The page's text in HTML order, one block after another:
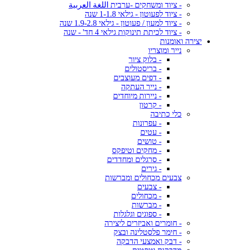
- ציוד ומשחקים -ערבית اللغة العربية
- ציוד לפעוטון - גילאי 1-1.8 שנה
- ציוד למעון / פעוטון - גילאי 1.9-2.8 שנה
- ציוד לכיתת תינוקות גילאי 4 חד' - שנה
יצירה ואומנות
נייר ומוצריו
- בלוק ציור
- בריסטולים
- דפים מעוצבים
- נייר העתקה
- ניירות מיוחדים
- קרטון
כלי כתיבה
- עפרונות
- עטים
- טושים
- מחקים וטיפקס
- סרגלים ומחדדים
- גירים
צבעים מכחולים ומברשות
- צבעים
- מכחולים
- מברשות
- ספוגים וגלגלות
- חומרים ואביזרים ליצירה
- חימר פלסטלינה ובצק
- דבק ואמצעי הדבקה